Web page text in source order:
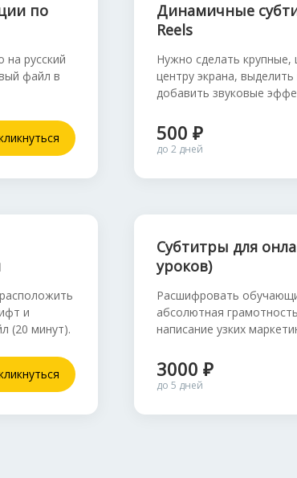
по
на русский
файл в
Динамичные
Reels
Нужно сделать крупные,
центру экрана,
добавить звуковые
500 ₽
до 2 дней
и
(20 минут).
Субтитры для
уроков)
Расшифровать
абсолютная
написание узких
3000 ₽
до 5 дней